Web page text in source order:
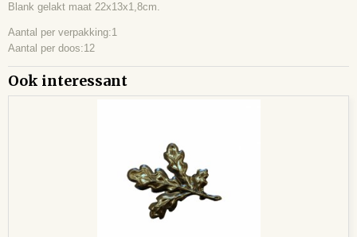
Blank gelakt maat 22x13x1,8cm.
Aantal per verpakking:1
Aantal per doos:12
Ook interessant